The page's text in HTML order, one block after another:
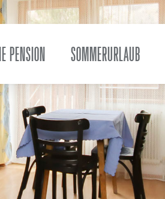
PENSION SOMMERURLAUB